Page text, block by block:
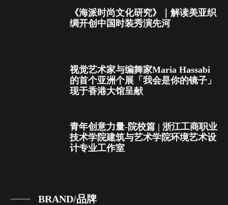
《海派时尚文化研究》｜解读美亚织
绸开创中国时装秀演先河
视觉艺术家与编舞家Maria Hassabi
的首个亚洲个展「我会是你的镜子」
现于香港大馆呈献
青年创意力量-院校篇 | 浙江工商职业
技术学院建筑与艺术学院环境艺术设
计专业工作室
BRAND/品牌